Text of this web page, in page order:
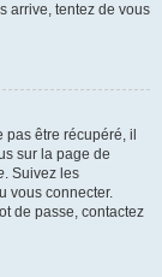
arrive, tentez de vous
être récupéré, il
sur la page de
. Suivez les
vous connecter.
de passe, contactez